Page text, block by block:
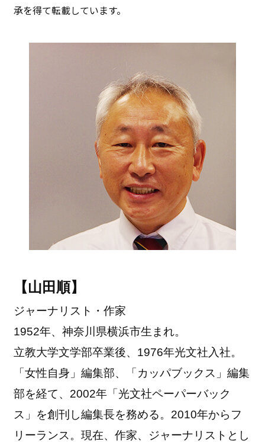
承を得て転載しています。
【山田順】
ジャーナリスト・作家
1952年、神奈川県横浜市生まれ。
立教大学文学部卒業後、1976年光文社入社。
「女性自身」編集部、「カッパブックス」編集
部を経て、2002年「光文社ペーパーバック
ス」を創刊し編集長を務める。2010年からフ
リーランス。現在、作家、ジャーナリストとし